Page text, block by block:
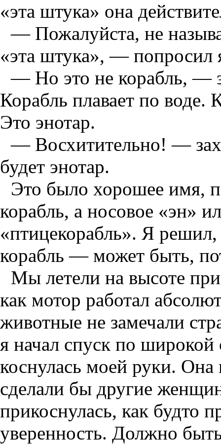
«эта штука» она
— Пожалуйста, не
«эта штука», — попросил
— Но это не корабль, —
Корабль плавает по воде.
Это энотар.
— Восхитительно! —
будет энотар.
Это было хорошее имя,
корабль, а носовое «эн»
«птицекорабль». Я
корабль — может быть,
Мы летели на высоте
как мотор работал
животные не замечали
я начал спуск по
коснулась моей руки. Она
сделали бы другие
прикоснулась, как будто
уверенность. Должно